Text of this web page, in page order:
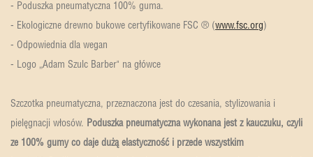
- Poduszka pneumatyczna 100% guma.
- Ekologiczne drewno bukowe certyfikowane FSC ® (www.fsc.org)
- Odpowiednia dla wegan
- Logo „Adam Szulc Barber" na główce
Szczotka pneumatyczna, przeznaczona jest do czesania, stylizowania i
pielęgnacji włosów. Poduszka pneumatyczna wykonana jest z kauczuku, czyli
ze 100% gumy co daje dużą elastyczność i przede wszystkim